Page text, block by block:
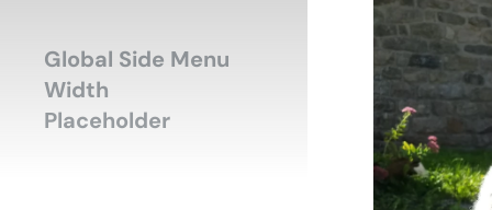
Global Side Menu
Width
Placeholder
Vous êtes ici :
Accueil